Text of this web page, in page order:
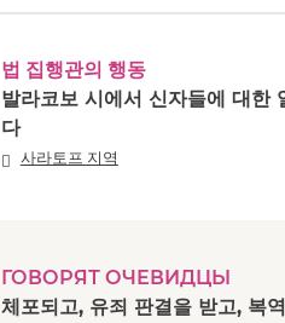
법 집행관의 행동
발라코보 시에서 신자들에 대한
다
사라토프 지역
ГОВОРЯТ ОЧЕВИДЦЫ
체포되고, 유죄 판결을 받고, 복